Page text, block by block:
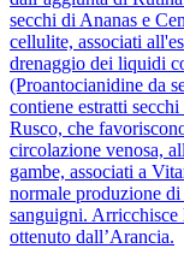
secchi di Ananas e
cellulite, associati
drenaggio dei liquidi
(Proantocianidine da
contiene estratti
Rusco, che
circolazione venosa,
gambe, associati a
normale produzione
sanguigni.
ottenuto dall’Arancia.